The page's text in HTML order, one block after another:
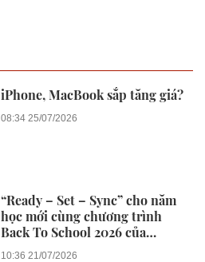
iPhone, MacBook sắp tăng giá?
08:34 25/07/2026
“Ready – Set – Sync” cho năm
học mới cùng chương trình
Back To School 2026 của
Huawei
10:36 21/07/2026